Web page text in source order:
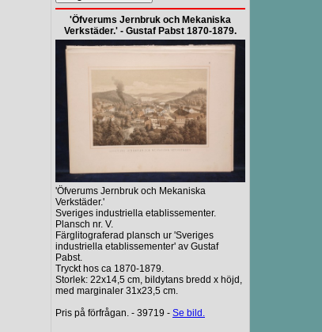
'Öfverums Jernbruk och Mekaniska
Verkstäder.' - Gustaf Pabst 1870-1879.
'Öfverums Jernbruk och Mekaniska
Verkstäder.'
Sveriges industriella etablissementer.
Plansch nr. V.
Färglitograferad plansch ur 'Sveriges
industriella etablissementer' av Gustaf
Pabst.
Tryckt hos ca 1870-1879.
Storlek: 22x14,5 cm, bildytans bredd x höjd,
med marginaler 31x23,5 cm.
Pris på förfrågan. - 39719 - Se bild.